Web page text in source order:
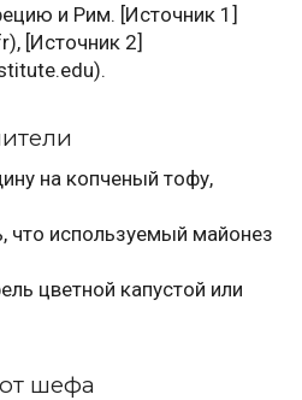
и Рим. [Источник 1]
[Источник 2]
на копченый тофу,
что используемый майонез
цветной капустой или
шефа